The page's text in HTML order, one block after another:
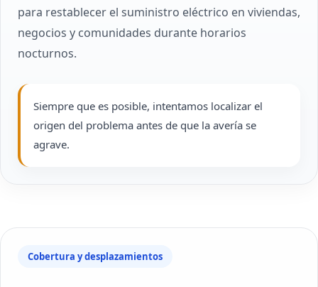
para restablecer el suministro eléctrico en viviendas,
negocios y comunidades durante horarios
nocturnos.
Siempre que es posible, intentamos localizar el
origen del problema antes de que la avería se
agrave.
Cobertura y desplazamientos